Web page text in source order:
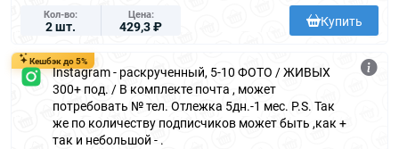
Кол-во
2 шт.
Цена
429,3 ₽ Купить
Кешбэк до 5%
Instagram - раскрученный, 5-10 ФОТО / ЖИВЫХ
300+ под. / В комплекте почта , может
потребовать № тел. Отлежка 5дн.-1 мес. P.S. Так
же по количеству подписчиков может быть ,как +
так и небольшой - .